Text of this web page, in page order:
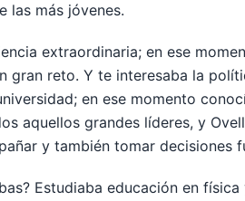
las más jóvenes.
extraordinaria; en ese
gran reto. Y te interesaba la
en ese momento
aquellos grandes líderes, y
y también tomar
Estudiaba educación en